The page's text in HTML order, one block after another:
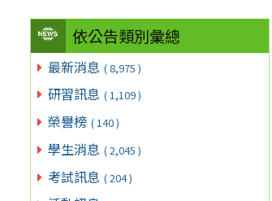
依公告類別彙總
最新消息 ( 8,975 )
研習訊息 ( 1,109 )
榮譽榜 ( 140 )
學生消息 ( 2,045 )
考試訊息 ( 204 )